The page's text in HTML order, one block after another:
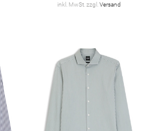
inkl. MwSt. zzgl. Versand